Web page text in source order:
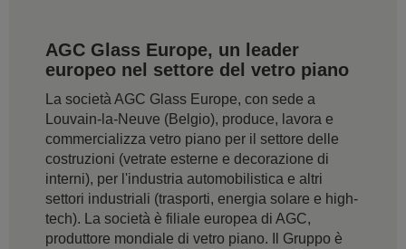
AGC Glass Europe, un leader
europeo nel settore del vetro piano
La società AGC Glass Europe, con sede a
Louvain-la-Neuve (Belgio), produce, lavora e
commercializza vetro piano per il settore delle
costruzioni (vetrate esterne e decorazione di
interni), per l'industria automobilistica e altri
settori industriali (trasporti, energia solare e high-
tech). La società è filiale europea di AGC,
produttore mondiale di vetro piano. Il Gruppo è